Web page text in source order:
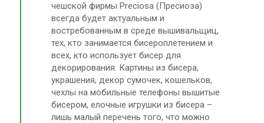
чешской фирмы Preciosa (Пресиоза)
всегда будет актуальным и
востребованным в среде вышивальщиц,
тех, кто занимается бисероплетением и
всех, кто использует бисер для
декорирования. Картины из бисера,
украшения, декор сумочек, кошельков,
чехлы на мобильные телефоны вышитые
бисером, елочные игрушки из бисера –
лишь малый перечень того, что можно